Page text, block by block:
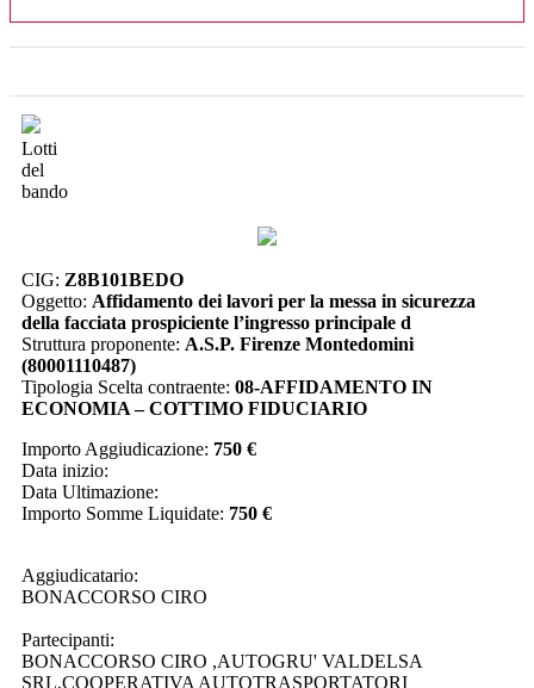
Lotti
del
bando
CIG: Z8B101BEDO
Oggetto: Affidamento dei lavori per la messa in sicurezza
della facciata prospiciente l’ingresso principale d
Struttura proponente: A.S.P. Firenze Montedomini
(80001110487)
Tipologia Scelta contraente: 08-AFFIDAMENTO IN
ECONOMIA – COTTIMO FIDUCIARIO
Importo Aggiudicazione: 750 €
Data inizio:
Data Ultimazione:
Importo Somme Liquidate: 750 €
Aggiudicatario:
BONACCORSO CIRO
Partecipanti:
BONACCORSO CIRO ,AUTOGRU' VALDELSA
SRL,COOPERATIVA AUTOTRASPORTATORI